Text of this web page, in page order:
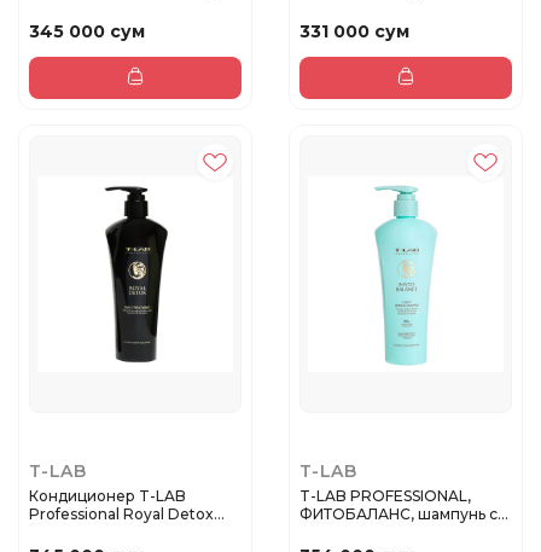
345 000 сум 331 000 сум
T-LAB
Кондиционер T-LAB
Professional Royal Detox
T-LAB
T-LAB PROFESSIONAL,
ФИТОБАЛАНС, шампунь с